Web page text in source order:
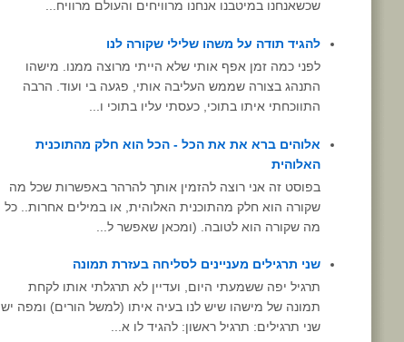
שכשאנחנו במיטבנו אנחנו מרוויחים והעולם מרוויח...
להגיד תודה על משהו שלילי שקורה לנו
לפני כמה זמן אפף אותי שלא הייתי מרוצה ממנו. מישהו
התנהג בצורה שממש העליבה אותי, פגעה בי ועוד. הרבה
התווכחתי איתו בתוכי, כעסתי עליו בתוכי ו...
אלוהים ברא את את הכל - הכל הוא חלק מהתוכנית
האלוהית
בפוסט זה אני רוצה להזמין אותך להרהר באפשרות שכל מה
שקורה הוא חלק מהתוכנית האלוהית, או במילים אחרות.. כל
מה שקורה הוא לטובה. (ומכאן שאפשר ל...
שני תרגילים מעניינים לסליחה בעזרת תמונה
תרגיל יפה ששמעתי היום, ועדיין לא תרגלתי אותו לקחת
תמונה של מישהו שיש לנו בעיה איתו (למשל הורים) ומפה יש
שני תרגילים: תרגיל ראשון: להגיד לו א...